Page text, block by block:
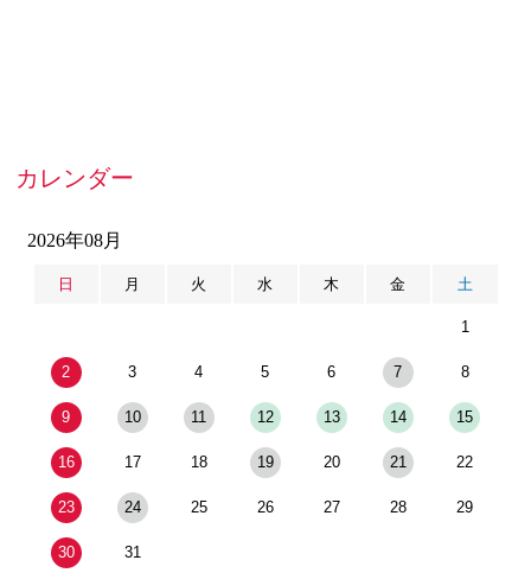
カレンダー
2026年08月
日 月 火 水 木 金 土
1
2 3 4 5 6 7 8
9 10 11 12 13 14 15
16 17 18 19 20 21 22
23 24 25 26 27 28 29
30 31